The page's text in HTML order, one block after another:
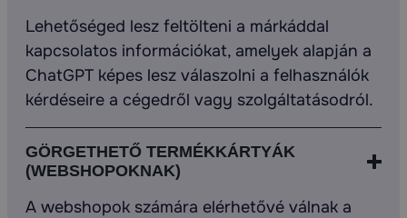
Lehetőséged lesz feltölteni a márkáddal
kapcsolatos információkat, amelyek alapján a
ChatGPT képes lesz válaszolni a felhasználók
kérdéseire a cégedről vagy szolgáltatásodról.
GÖRGETHETŐ TERMÉKKÁRTYÁK
(WEBSHOPOKNAK)
A webshopok számára elérhetővé válnak a